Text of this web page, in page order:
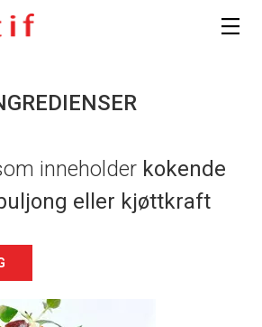
inneholder kokende
eller kjøttkraft